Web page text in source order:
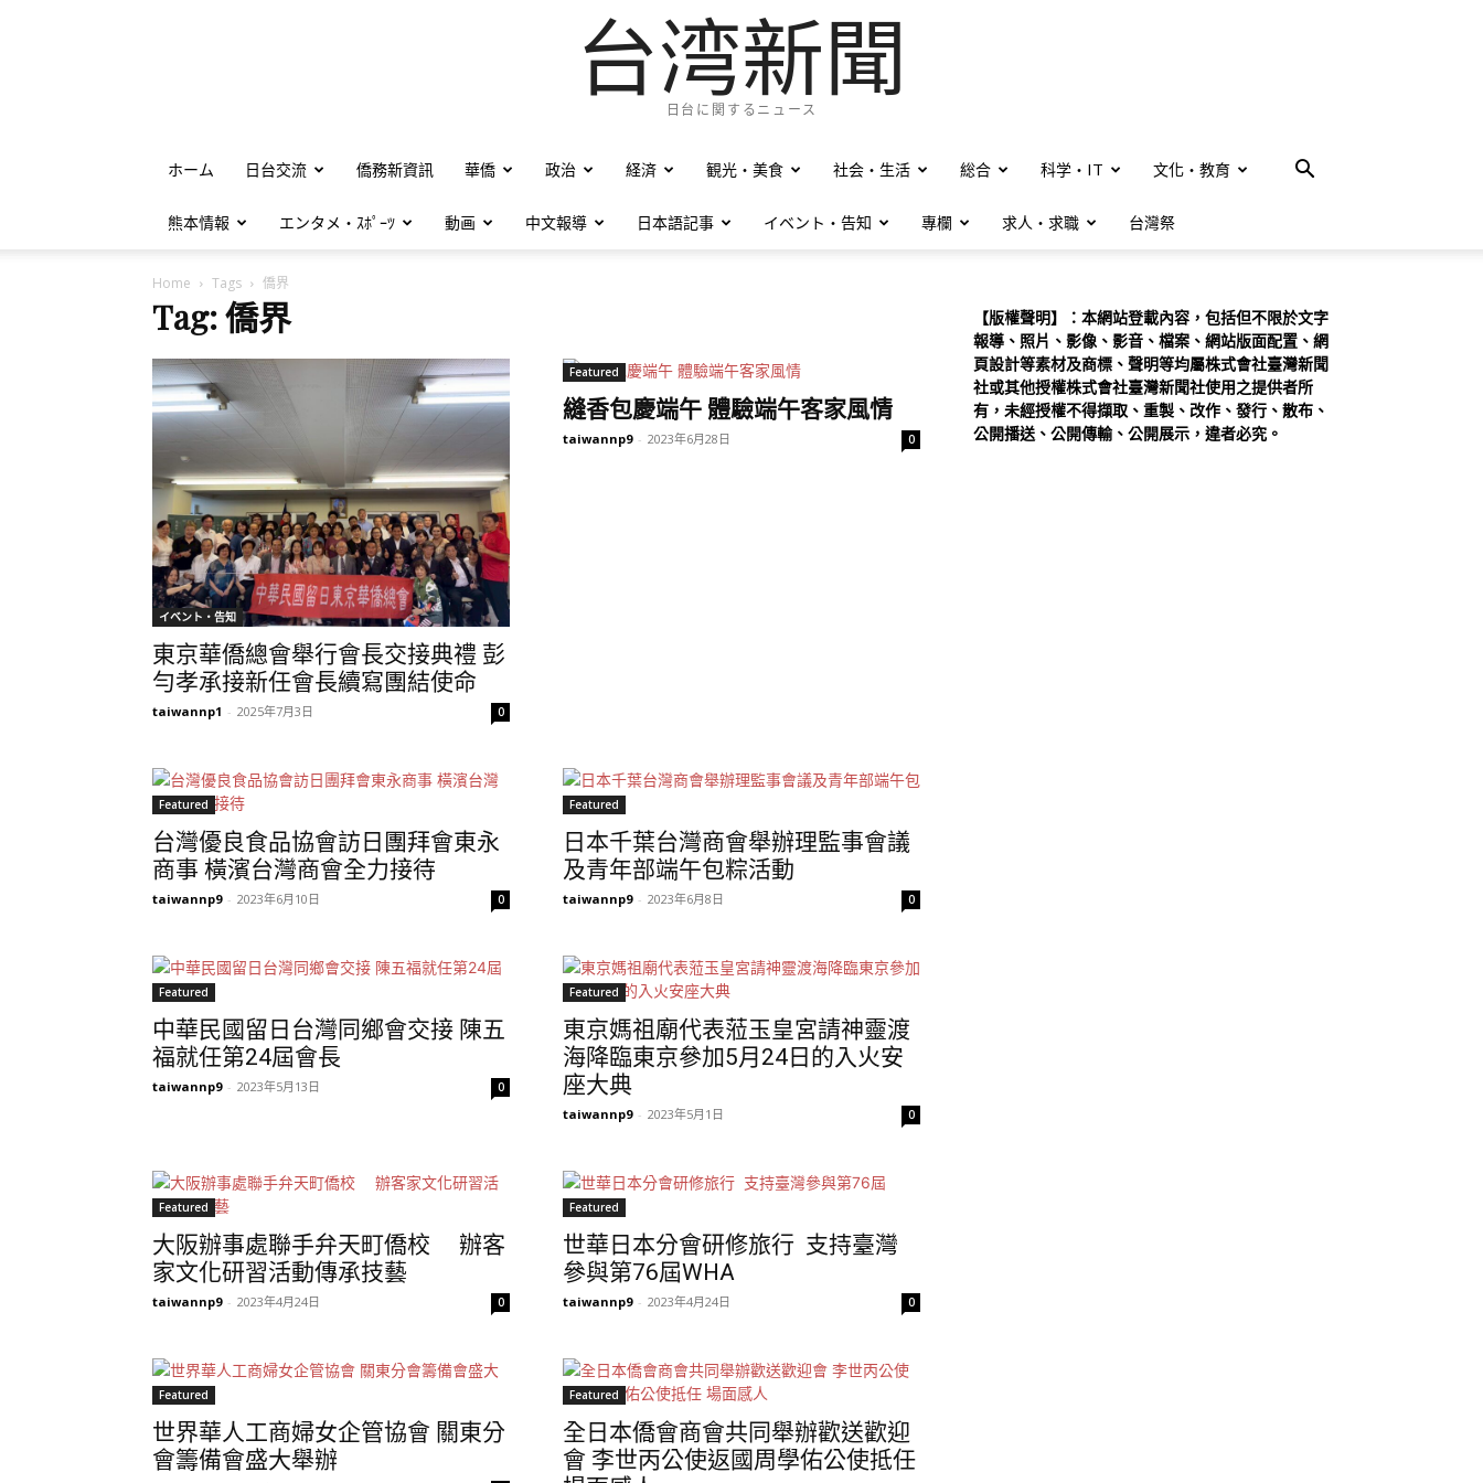
台湾新聞
日台に関するニュース
ホーム 日台交流 僑務新資訊 華僑 政治 経済 観光・美食 社会・生活 総合 科学・IT 文化・教育
熊本情報 エンタメ・ｽﾎﾟｰﾂ 動画 中文報導 日本語記事 イベント・告知 專欄 求人・求職 台灣祭
Home Tags 僑界
Tag: 僑界
イベント・告知
東京華僑總會舉行會長交接典禮 彭
勻孝承接新任會長續寫團結使命
taiwannp1 - 2025年7月3日 0
Featured
縫香包慶端午 體驗端午客家風情
taiwannp9 - 2023年6月28日 0
Featured
台灣優良食品協會訪日團拜會東永
商事 橫濱台灣商會全力接待
taiwannp9 - 2023年6月10日 0
Featured
日本千葉台灣商會舉辦理監事會議
及青年部端午包粽活動
taiwannp9 - 2023年6月8日 0
Featured
中華民國留日台灣同鄉會交接 陳五
福就任第24屆會長
taiwannp9 - 2023年5月13日 0
Featured
東京媽祖廟代表蒞玉皇宮請神靈渡
海降臨東京參加5月24日的入火安
座大典
taiwannp9 - 2023年5月1日 0
Featured
大阪辦事處聯手弁天町僑校 辦客
家文化研習活動傳承技藝
taiwannp9 - 2023年4月24日 0
Featured
世華日本分會研修旅行 支持臺灣
參與第76屆WHA
taiwannp9 - 2023年4月24日 0
Featured
世界華人工商婦女企管協會 關東分
會籌備會盛大舉辦
Featured
全日本僑會商會共同舉辦歡送歡迎
會 李世丙公使返國周學佑公使抵任
【版權聲明】：本網站登載內容，包括但不限於文字
報導、照片、影像、影音、檔案、網站版面配置、網
頁設計等素材及商標、聲明等均屬株式會社臺灣新聞
社或其他授權株式會社臺灣新聞社使用之提供者所
有，未經授權不得擷取、重製、改作、發行、散布、
公開播送、公開傳輸、公開展示，違者必究。